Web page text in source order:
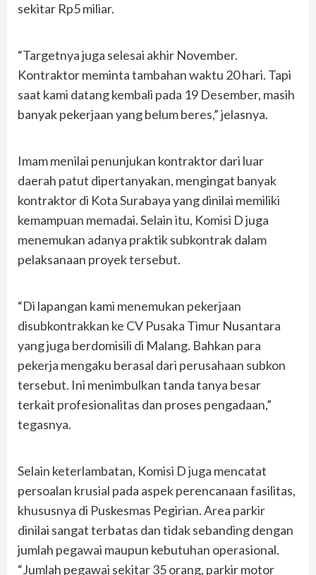
sekitar Rp5 miliar.
“Targetnya juga selesai akhir November.
Kontraktor meminta tambahan waktu 20 hari. Tapi
saat kami datang kembali pada 19 Desember, masih
banyak pekerjaan yang belum beres,” jelasnya.
Imam menilai penunjukan kontraktor dari luar
daerah patut dipertanyakan, mengingat banyak
kontraktor di Kota Surabaya yang dinilai memiliki
kemampuan memadai. Selain itu, Komisi D juga
menemukan adanya praktik subkontrak dalam
pelaksanaan proyek tersebut.
“Di lapangan kami menemukan pekerjaan
disubkontrakkan ke CV Pusaka Timur Nusantara
yang juga berdomisili di Malang. Bahkan para
pekerja mengaku berasal dari perusahaan subkon
tersebut. Ini menimbulkan tanda tanya besar
terkait profesionalitas dan proses pengadaan,”
tegasnya.
Selain keterlambatan, Komisi D juga mencatat
persoalan krusial pada aspek perencanaan fasilitas,
khususnya di Puskesmas Pegirian. Area parkir
dinilai sangat terbatas dan tidak sebanding dengan
jumlah pegawai maupun kebutuhan operasional.
“Jumlah pegawai sekitar 35 orang, parkir motor